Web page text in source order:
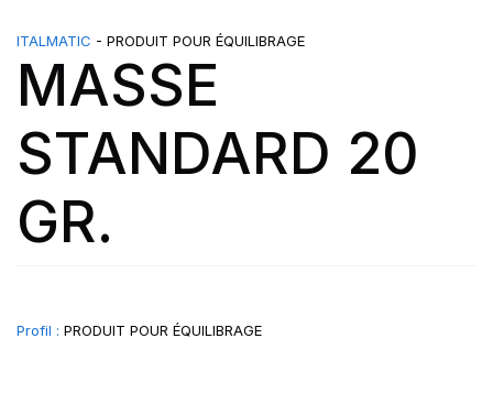
ITALMATIC - PRODUIT POUR ÉQUILIBRAGE
MASSE
STANDARD 20
GR.
Profil : PRODUIT POUR ÉQUILIBRAGE